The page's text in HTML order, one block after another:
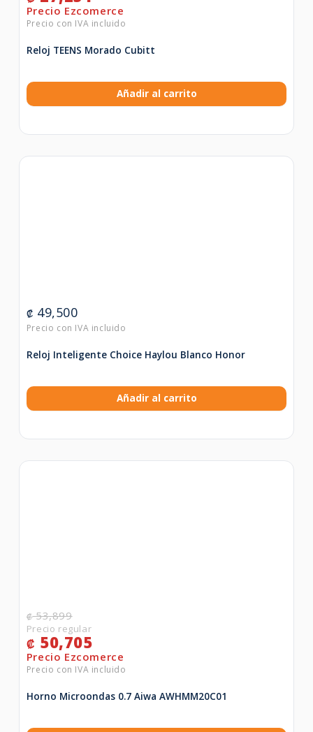
Reloj TEENS Morado Cubitt
Añadir al carrito
₡ 49,500
Reloj Inteligente Choice Haylou Blanco Honor
Añadir al carrito
₡53,899
₡ 50,705
Horno Microondas 0.7 Aiwa AWHMM20C01